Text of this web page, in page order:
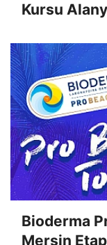
Kursu
Bioderma
Mersin